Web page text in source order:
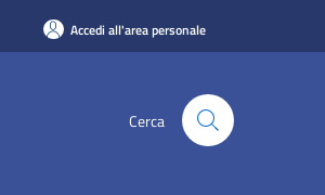
Accedi all'area personale
Cerca